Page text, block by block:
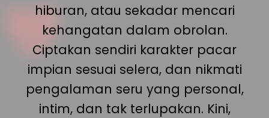
hiburan, atau sekadar mencari
kehangatan dalam obrolan.
Ciptakan sendiri karakter pacar
impian sesuai selera, dan nikmati
pengalaman seru yang personal,
intim, dan tak terlupakan. Kini,